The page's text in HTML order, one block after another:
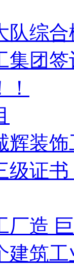
队综
集团
辉装
级证
厂造
建筑